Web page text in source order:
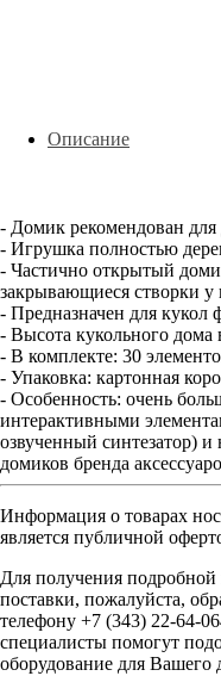
Описание
- Домик рекомендован для
- Игрушка полностью
- Частично открытый
закрывающиеся створки у
- Предназначен для кукол
- Высота кукольного дома
- В комплекте: 30
- Упаковка: картонная
- Особенность: очень
интерактивными
озвученный синтезатор)
домиков бренда
Информация о товарах
является публичной
Для получения
поставки, пожалуйста,
телефону +7 (343) 22-64-
специалисты помогут
оборудование для Вашего